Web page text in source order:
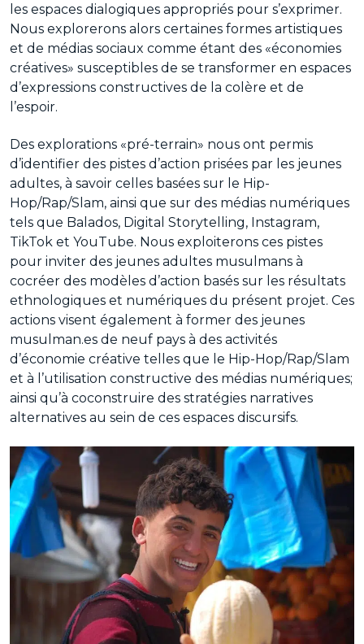
les espaces dialogiques appropriés pour s’exprimer.
Nous explorerons alors certaines formes artistiques
et de médias sociaux comme étant des «économies
créatives» susceptibles de se transformer en espaces
d’expressions constructives de la colère et de
l’espoir.
Des explorations «pré-terrain» nous ont permis
d’identifier des pistes d’action prisées par les jeunes
adultes, à savoir celles basées sur le Hip-
Hop/Rap/Slam, ainsi que sur des médias numériques
tels que Balados, Digital Storytelling, Instagram,
TikTok et YouTube. Nous exploiterons ces pistes
pour inviter des jeunes adultes musulmans à
cocréer des modèles d’action basés sur les résultats
ethnologiques et numériques du présent projet. Ces
actions visent également à former des jeunes
musulman.es de neuf pays à des activités
d’économie créative telles que le Hip-Hop/Rap/Slam
et à l’utilisation constructive des médias numériques;
ainsi qu’à coconstruire des stratégies narratives
alternatives au sein de ces espaces discursifs.